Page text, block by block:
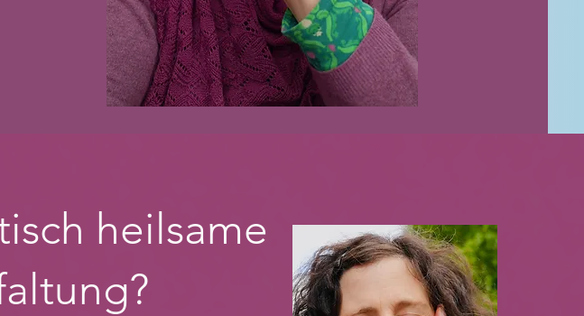
heilsame